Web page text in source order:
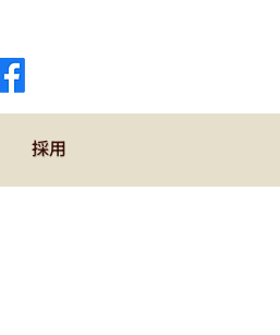
採用